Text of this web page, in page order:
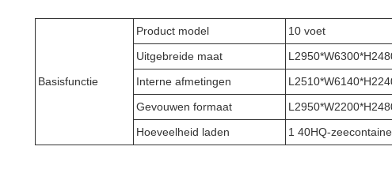
Basisfunctie
Product model 10 voet
Uitgebreide maat
Interne afmetingen
Gevouwen formaat
Hoeveelheid laden
1 40HQ-